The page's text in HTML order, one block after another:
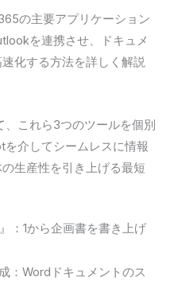
の主要アプリケーション
を連携させ、ドキュメ
化する方法を詳しく解説
これら3つのツールを個別
介してシームレスに情報
生産性を引き上げる最短
：1から企画書を書き上げ
：Wordドキュメントのス